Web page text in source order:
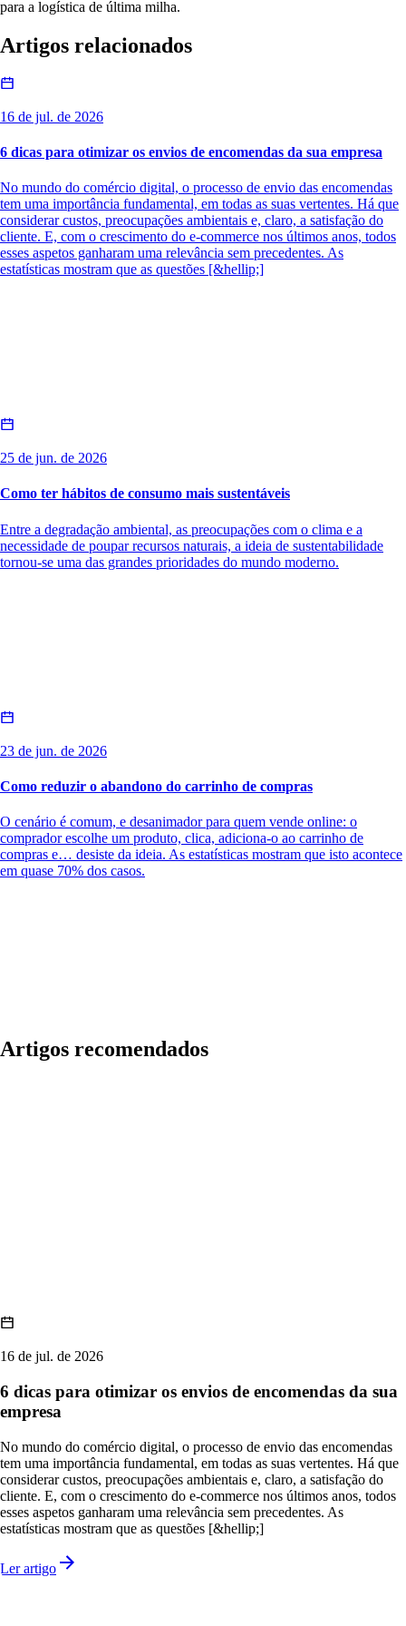
para a logística de última milha.
Artigos relacionados
16 de jul. de 2026
6 dicas para otimizar os envios de encomendas da sua empresa
No mundo do comércio digital, o processo de envio das encomendas
tem uma importância fundamental, em todas as suas vertentes. Há que
considerar custos, preocupações ambientais e, claro, a satisfação do
cliente. E, com o crescimento do e-commerce nos últimos anos, todos
esses aspetos ganharam uma relevância sem precedentes. As
estatísticas mostram que as questões [&hellip;]
25 de jun. de 2026
Como ter hábitos de consumo mais sustentáveis
Entre a degradação ambiental, as preocupações com o clima e a
necessidade de poupar recursos naturais, a ideia de sustentabilidade
tornou-se uma das grandes prioridades do mundo moderno.
23 de jun. de 2026
Como reduzir o abandono do carrinho de compras
O cenário é comum, e desanimador para quem vende online: o
comprador escolhe um produto, clica, adiciona-o ao carrinho de
compras e… desiste da ideia. As estatísticas mostram que isto acontece
em quase 70% dos casos.
Artigos recomendados
16 de jul. de 2026
6 dicas para otimizar os envios de encomendas da sua
empresa
No mundo do comércio digital, o processo de envio das encomendas
tem uma importância fundamental, em todas as suas vertentes. Há que
considerar custos, preocupações ambientais e, claro, a satisfação do
cliente. E, com o crescimento do e-commerce nos últimos anos, todos
esses aspetos ganharam uma relevância sem precedentes. As
estatísticas mostram que as questões [&hellip;]
Ler artigo